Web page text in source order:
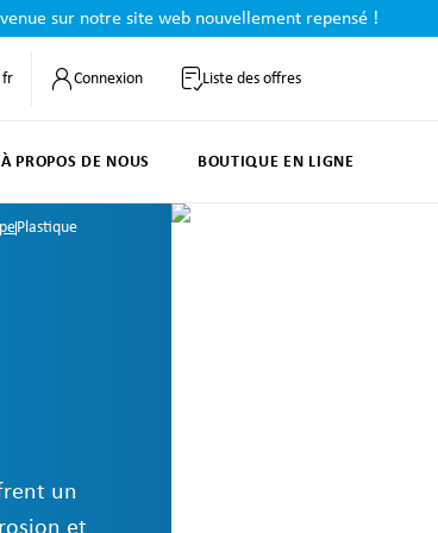
sur notre site web nouvellement repensé !
fr Connexion Liste des offres
À PROPOS DE NOUS BOUTIQUE EN LIGNE
Plastique
un
et